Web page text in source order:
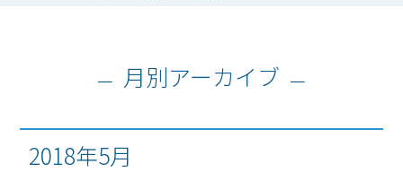
月別アーカイブ
2018年5月